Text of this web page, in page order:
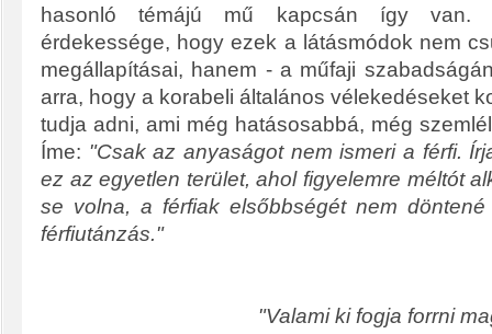
hasonló témájú mű kapcsán így van.
érdekessége, hogy ezek a látásmódok nem
megállapításai, hanem - a műfaji
arra, hogy a korabeli általános vélekedéseket
tudja adni, ami még hatásosabbá, még
Íme: "Csak az anyaságot nem ismeri a férfi.
ez az egyetlen terület, ahol figyelemre méltót
se volna, a férfiak elsőbbségét nem
férfiutánzás."
"Valami ki fogja forrni